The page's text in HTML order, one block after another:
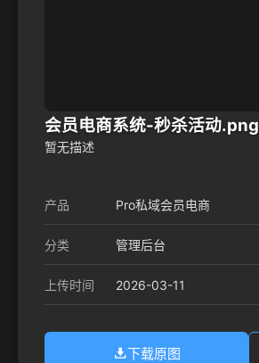
会员电商系统-秒杀活动.png
暂无描述
产品 Pro私域会员电商
分类 管理后台
上传时间 2026-03-11
下载原图